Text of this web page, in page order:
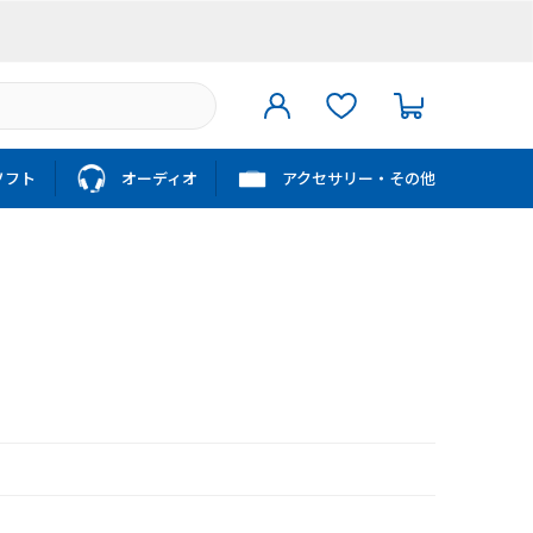
フト オーディオ アクセサリー・その他